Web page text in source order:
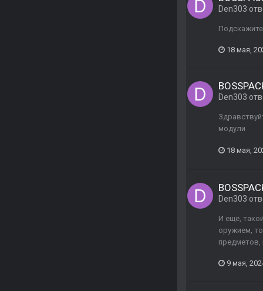
Den303
18 мая,
Den303
модули
18 мая,
Den303
И ещё,
оружием,
предметов,
9 мая,